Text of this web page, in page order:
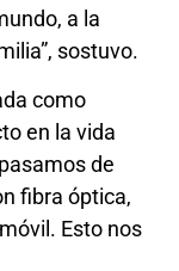
a la
sostuvo.
como
en la vida
de
fibra óptica,
Esto nos